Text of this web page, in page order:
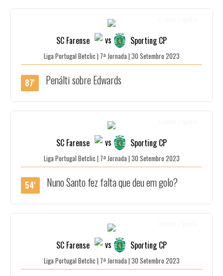
SC Farense vs Sporting CP
Liga Portugal Betclic | 7ª Jornada | 30 Setembro 2023
87' Penálti sobre Edwards
SC Farense vs Sporting CP
Liga Portugal Betclic | 7ª Jornada | 30 Setembro 2023
54' Nuno Santo fez falta que deu em golo?
SC Farense vs Sporting CP
Liga Portugal Betclic | 7ª Jornada | 30 Setembro 2023